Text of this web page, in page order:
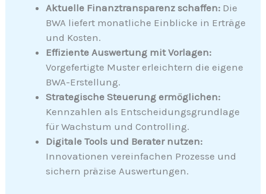
Aktuelle Finanztransparenz schaffen: Die
BWA liefert monatliche Einblicke in Erträge
und Kosten.
Effiziente Auswertung mit Vorlagen:
Vorgefertigte Muster erleichtern die eigene
BWA-Erstellung.
Strategische Steuerung ermöglichen:
Kennzahlen als Entscheidungsgrundlage
für Wachstum und Controlling.
Digitale Tools und Berater nutzen:
Innovationen vereinfachen Prozesse und
sichern präzise Auswertungen.